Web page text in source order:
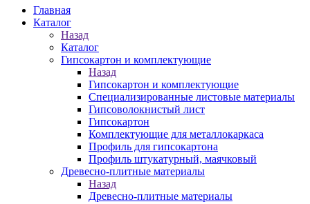
Главная
Каталог
Назад
Каталог
Гипсокартон и комплектующие
Назад
Гипсокартон и комплектующие
Специализированные листовые материалы
Гипсоволокнистый лист
Гипсокартон
Комплектующие для металлокаркаса
Профиль для гипсокартона
Профиль штукатурный, маячковый
Древесно-плитные материалы
Назад
Древесно-плитные материалы